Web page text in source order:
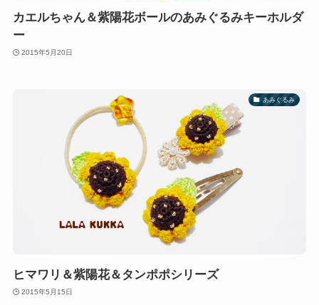
カエルちゃん＆紫陽花ボールのあみぐるみキーホルダ
ー
2015年5月20日
あみぐるみ
ヒマワリ＆紫陽花＆タンポポシリーズ
2015年5月15日